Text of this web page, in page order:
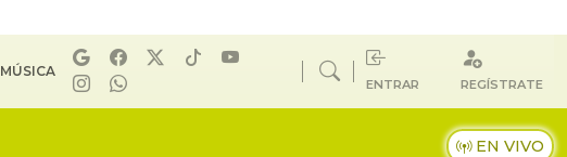
MÚSICA
ENTRAR REGÍSTRATE
EN VIVO